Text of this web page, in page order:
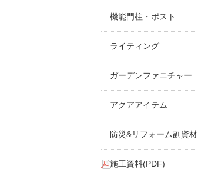
機能門柱・ポスト
ライティング
ガーデンファニチャー
アクアアイテム
防災&リフォーム副資材
施工資料(PDF)